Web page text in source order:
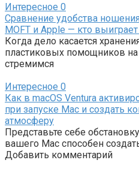
Интересное 0
Сравнение удобства
MOFT и Apple — кто
Когда дело касается
пластиковых помощников
стремимся
Интересное 0
Как в macOS Ventura
при запуске Mac и создать
атмосферу
Представьте себе
вашего Mac способен
Добавить комментарий